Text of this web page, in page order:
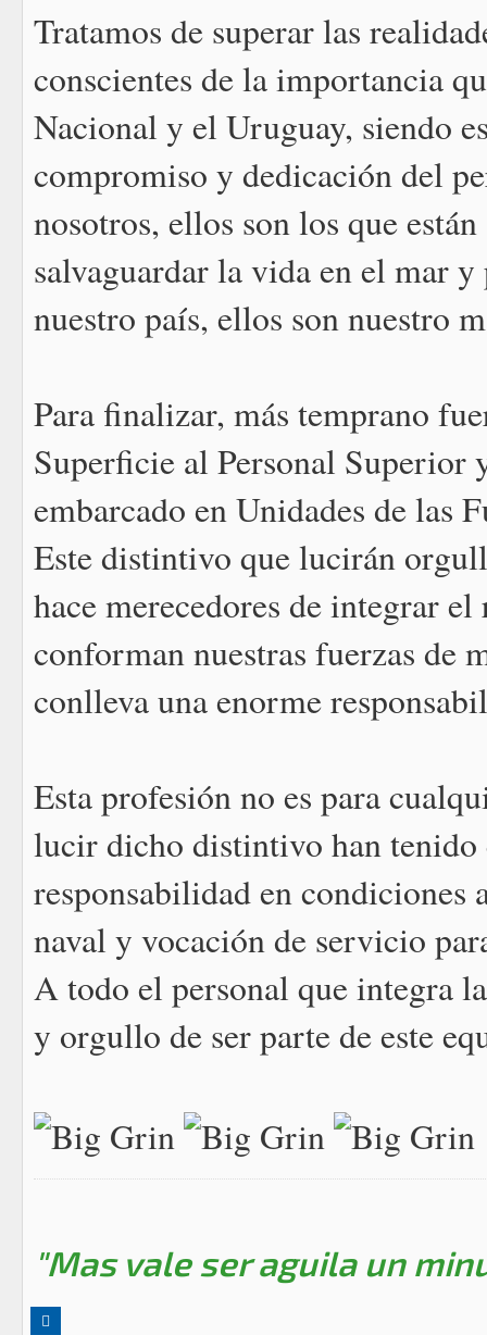
Tratamos de superar las
conscientes de la importancia
Nacional y el Uruguay, siendo
compromiso y dedicación del
nosotros, ellos son los que
salvaguardar la vida en el mar
nuestro país, ellos son nuestro
Para finalizar, más temprano
Superficie al Personal Superior
embarcado en Unidades de las
Este distintivo que lucirán
hace merecedores de integrar
conforman nuestras fuerzas de
conlleva una enorme
Esta profesión no es para
lucir dicho distintivo han tenido
responsabilidad en condiciones
naval y vocación de servicio
A todo el personal que integra
y orgullo de ser parte de este
"Mas vale ser aguila un